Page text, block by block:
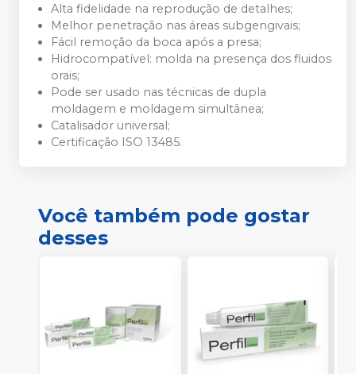
Alta fidelidade na reprodução de detalhes;
Melhor penetração nas áreas subgengivais;
Fácil remoção da boca após a presa;
Hidrocompatível: molda na presença dos fluidos
orais;
Pode ser usado nas técnicas de dupla
moldagem e moldagem simultânea;
Catalisador universal;
Certificação ISO 13485.
Você também pode gostar
desses